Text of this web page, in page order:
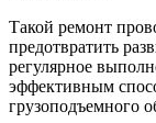
Такой ремонт
предотвратить
регулярное
эффективным
грузоподъемного